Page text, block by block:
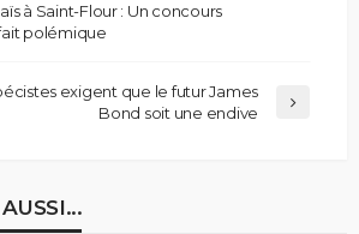
à Saint-Flour : Un concours
polémique
exigent que le futur James
Bond soit une endive